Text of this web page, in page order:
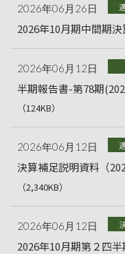
2026年06月26日
2026年10月期中間期
2026年06月12日
半期報告書-第78期
（124KB）
2026年06月12日
決算補足説明資料（
（2,340KB）
2026年06月12日
2026年10月期第２四